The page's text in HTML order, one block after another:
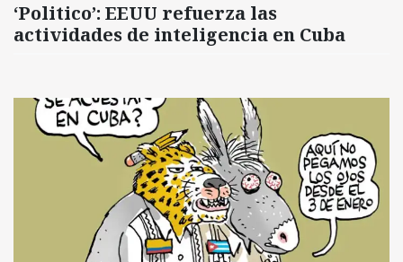
‘Politico’: EEUU refuerza las
actividades de inteligencia en Cuba